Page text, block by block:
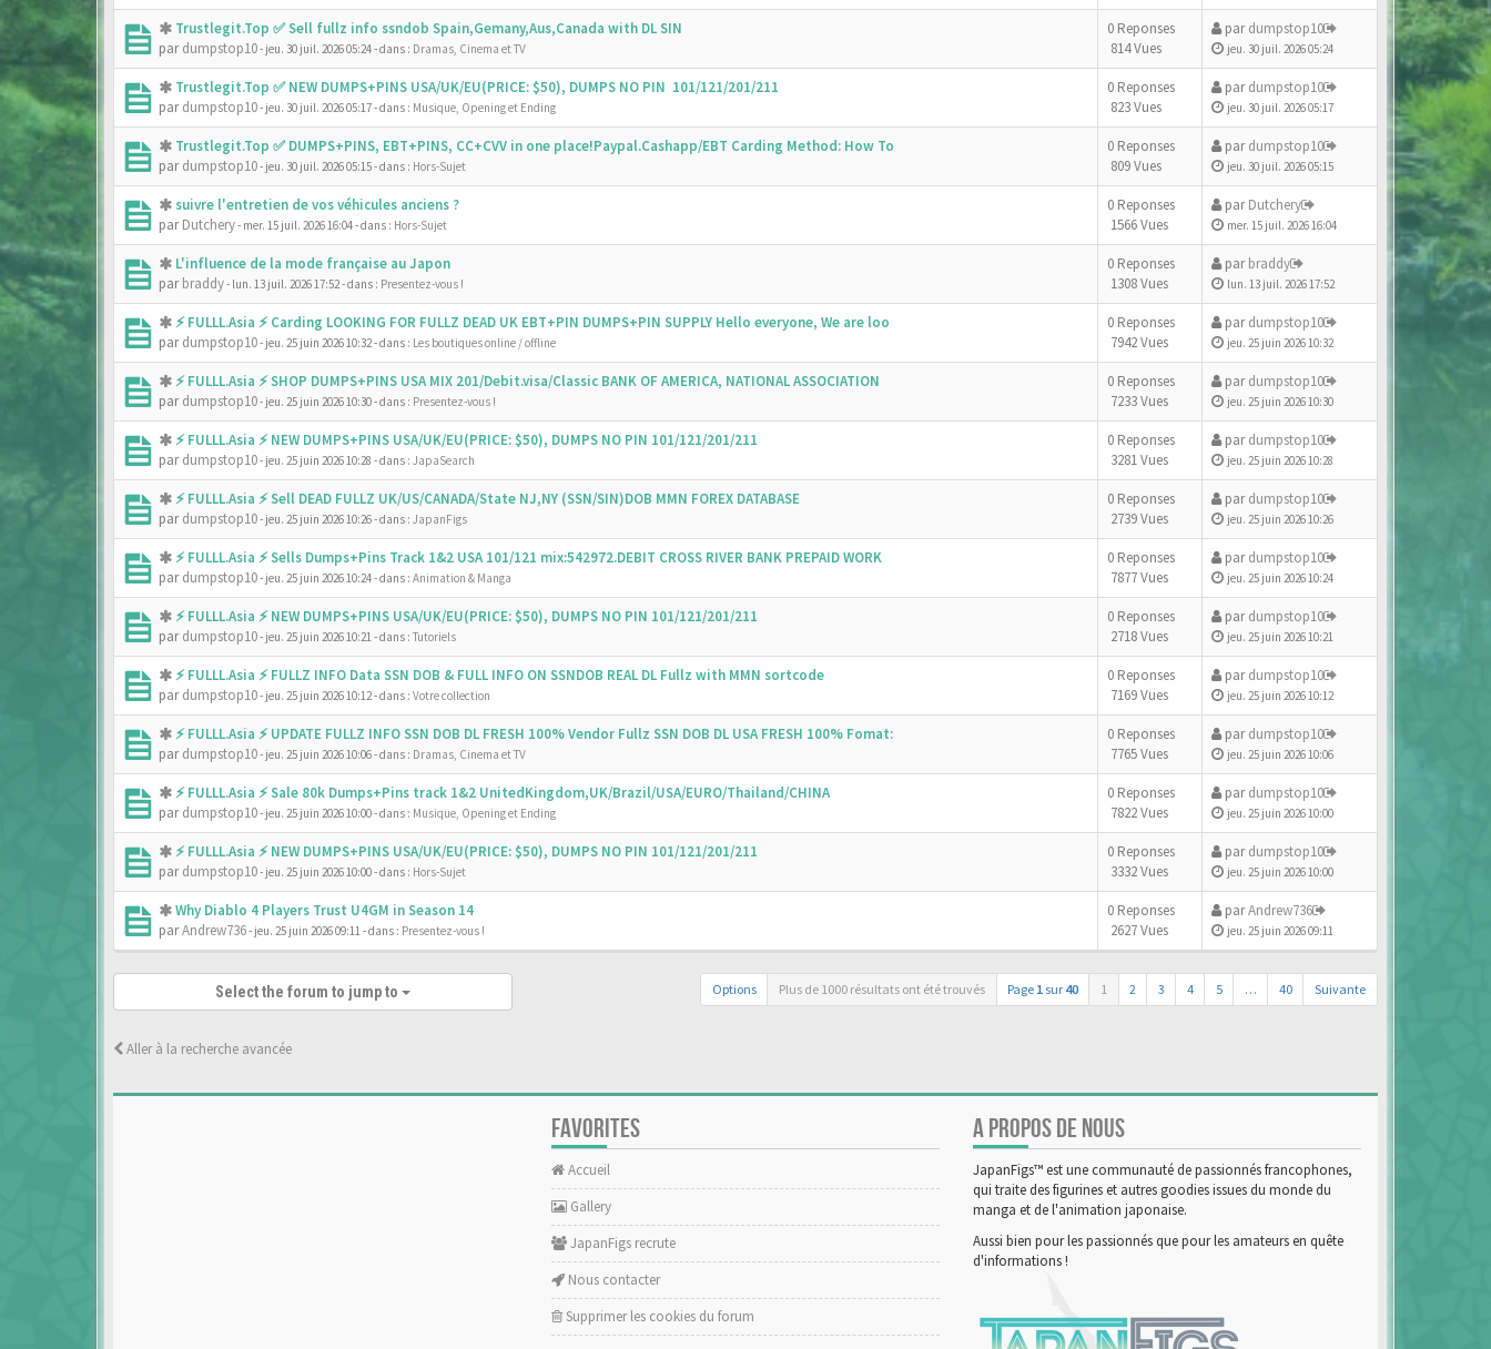
Trustlegit.Top ✅ Sell fullz info ssndob Spain,Gemany,Aus,Canada with DL SIN
pardumpstop10- jeu. 30 juil. 2026 05:24- dans : Dramas, Cinema et TV
0 Reponses
814 Vues
pardumpstop10
jeu. 30 juil. 2026 05:24
Trustlegit.Top ✅ NEW DUMPS+PINS USA/UK/EU(PRICE: $50), DUMPS NO PIN 101/121/201/211
pardumpstop10- jeu. 30 juil. 2026 05:17- dans : Musique, Opening et Ending
0 Reponses
823 Vues
pardumpstop10
jeu. 30 juil. 2026 05:17
Trustlegit.Top ✅ DUMPS+PINS, EBT+PINS, CC+CVV in one place!Paypal.Cashapp/EBT Carding Method: How To
pardumpstop10- jeu. 30 juil. 2026 05:15- dans : Hors-Sujet
0 Reponses
809 Vues
pardumpstop10
jeu. 30 juil. 2026 05:15
suivre l'entretien de vos véhicules anciens ?
parDutchery- mer. 15 juil. 2026 16:04- dans : Hors-Sujet
0 Reponses
1566 Vues
parDutchery
mer. 15 juil. 2026 16:04
L'influence de la mode française au Japon
parbraddy- lun. 13 juil. 2026 17:52- dans : Presentez-vous !
0 Reponses
1308 Vues
parbraddy
lun. 13 juil. 2026 17:52
⚡ FULLL.Asia ⚡ Carding LOOKING FOR FULLZ DEAD UK EBT+PIN DUMPS+PIN SUPPLY Hello everyone, We are loo
pardumpstop10- jeu. 25 juin 2026 10:32- dans : Les boutiques online / offline
0 Reponses
7942 Vues
pardumpstop10
jeu. 25 juin 2026 10:32
⚡ FULLL.Asia ⚡ SHOP DUMPS+PINS USA MIX 201/Debit.visa/Classic BANK OF AMERICA, NATIONAL ASSOCIATION
pardumpstop10- jeu. 25 juin 2026 10:30- dans : Presentez-vous !
0 Reponses
7233 Vues
pardumpstop10
jeu. 25 juin 2026 10:30
⚡ FULLL.Asia ⚡ NEW DUMPS+PINS USA/UK/EU(PRICE: $50), DUMPS NO PIN 101/121/201/211
pardumpstop10- jeu. 25 juin 2026 10:28 - dans : JapaSearch
0 Reponses
3281 Vues
pardumpstop10
jeu. 25 juin 2026 10:28
⚡ FULLL.Asia ⚡ Sell DEAD FULLZ UK/US/CANADA/State NJ,NY (SSN/SIN)DOB MMN FOREX DATABASE
pardumpstop10- jeu. 25 juin 2026 10:26- dans : JapanFigs
0 Reponses
2739 Vues
pardumpstop10
jeu. 25 juin 2026 10:26
⚡ FULLL.Asia ⚡ Sells Dumps+Pins Track 1&2 USA 101/121 mix:542972.DEBIT CROSS RIVER BANK PREPAID WORK
pardumpstop10- jeu. 25 juin 2026 10:24- dans : Animation & Manga
0 Reponses
7877 Vues
pardumpstop10
jeu. 25 juin 2026 10:24
⚡ FULLL.Asia ⚡ NEW DUMPS+PINS USA/UK/EU(PRICE: $50), DUMPS NO PIN 101/121/201/211
pardumpstop10- jeu. 25 juin 2026 10:21- dans : Tutoriels
0 Reponses
2718 Vues
pardumpstop10
jeu. 25 juin 2026 10:21
⚡ FULLL.Asia ⚡ FULLZ INFO Data SSN DOB & FULL INFO ON SSNDOB REAL DL Fullz with MMN sortcode
pardumpstop10- jeu. 25 juin 2026 10:12- dans : Votre collection
0 Reponses
7169 Vues
pardumpstop10
jeu. 25 juin 2026 10:12
⚡ FULLL.Asia ⚡ UPDATE FULLZ INFO SSN DOB DL FRESH 100% Vendor Fullz SSN DOB DL USA FRESH 100% Fomat:
pardumpstop10- jeu. 25 juin 2026 10:06- dans : Dramas, Cinema et TV
0 Reponses
7765 Vues
pardumpstop10
jeu. 25 juin 2026 10:06
⚡ FULLL.Asia ⚡ Sale 80k Dumps+Pins track 1&2 UnitedKingdom,UK/Brazil/USA/EURO/Thailand/CHINA
pardumpstop10- jeu. 25 juin 2026 10:00- dans : Musique, Opening et Ending
0 Reponses
7822 Vues
pardumpstop10
jeu. 25 juin 2026 10:00
⚡ FULLL.Asia ⚡ NEW DUMPS+PINS USA/UK/EU(PRICE: $50), DUMPS NO PIN 101/121/201/211
pardumpstop10- jeu. 25 juin 2026 10:00- dans : Hors-Sujet
0 Reponses
3332 Vues
pardumpstop10
jeu. 25 juin 2026 10:00
Why Diablo 4 Players Trust U4GM in Season 14
parAndrew736- jeu. 25 juin 2026 09:11- dans : Presentez-vous !
0 Reponses
2627 Vues
parAndrew736
jeu. 25 juin 2026 09:11
Options Plus de 1000 résultats ont été trouvés Page 1 sur 40 1 2 3 4 5 … 40 Suivante
Select the forum to jump to
Aller à la recherche avancée
FAVORITES
Accueil
Gallery
JapanFigs recrute
Nous contacter
Supprimer les cookies du forum
A PROPOS DE NOUS
JapanFigs™ est une communauté de passionnés francophones,
qui traite des figurines et autres goodies issues du monde du
manga et de l'animation japonaise.
Aussi bien pour les passionnés que pour les amateurs en quête
d'informations !